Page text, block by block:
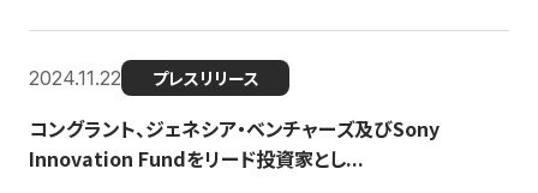
2024.11.22 プレスリリース
コングラント、ジェネシア・ベンチャーズ及びSony
Innovation Fundをリード投資家とし...